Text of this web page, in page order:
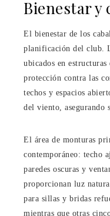
Bienestar
El bienestar de los
planificación del club.
ubicados en
protección contra las
techos y espacios
del viento, asegurando
El área de monturas
contemporáneo: techo
paredes oscuras y
proporcionan luz
para sillas y bridas
mientras que otras